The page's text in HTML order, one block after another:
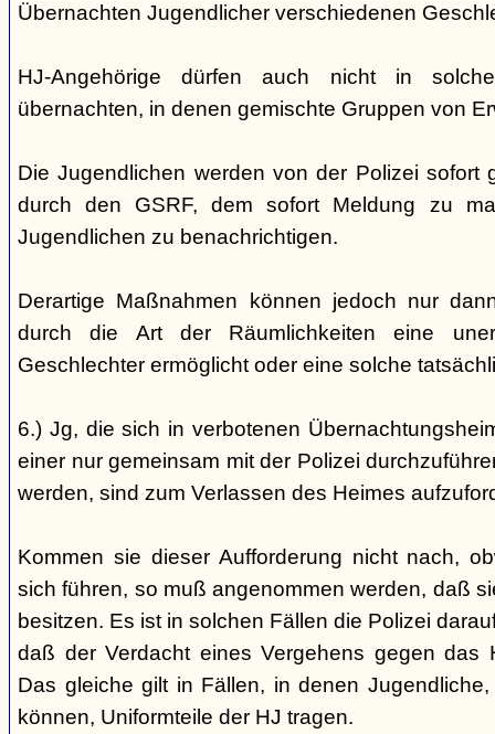
Übernachten Jugendlicher verschiedenen
HJ-Angehörige dürfen auch nicht in
übernachten, in denen gemischte Gruppen von
Die Jugendlichen werden von der Polizei sofort
durch den GSRF, dem sofort Meldung zu
Jugendlichen zu benachrichtigen.
Derartige Maßnahmen können jedoch nur
durch die Art der Räumlichkeiten eine
Geschlechter ermöglicht oder eine solche
6.) Jg, die sich in verbotenen
einer nur gemeinsam mit der Polizei
werden, sind zum Verlassen des Heimes
Kommen sie dieser Aufforderung nicht nach,
sich führen, so muß angenommen werden, daß
besitzen. Es ist in solchen Fällen die Polizei
daß der Verdacht eines Vergehens gegen das
Das gleiche gilt in Fällen, in denen
können, Uniformteile der HJ tragen.